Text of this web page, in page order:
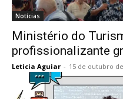
Notícias
Ministério do
profissionalizante
Leticia Aguiar - 15 de outubro